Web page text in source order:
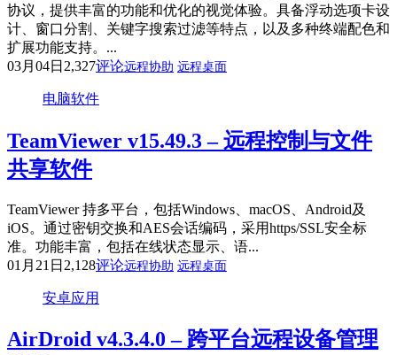
协议，提供丰富的功能和优化的视觉体验。具备浮动选项卡设
计、窗口分割、关键字搜索过滤等特点，以及多种终端配色和
扩展功能支持。...
03月04日 2,327评论远程协助 远程桌面
电脑软件
TeamViewer v15.49.3 – 远程控制与文件
共享软件
TeamViewer 持多平台，包括Windows、macOS、Android及
iOS。通过密钥交换和AES会话编码，采用https/SSL安全标
准。功能丰富，包括在线状态显示、语...
01月21日 2,128评论远程协助 远程桌面
安卓应用
AirDroid v4.3.4.0 – 跨平台远程设备管理